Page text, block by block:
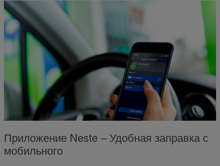
Приложение Neste – Удобная заправка с
мобильного